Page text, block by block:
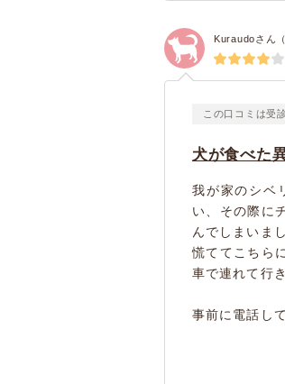
Kuraudoさん
この口コミは受
犬が食べた
我が家のシベ
い、その際に
んでしまいまし
慌ててこちら
車で連れて行
事前に電話し